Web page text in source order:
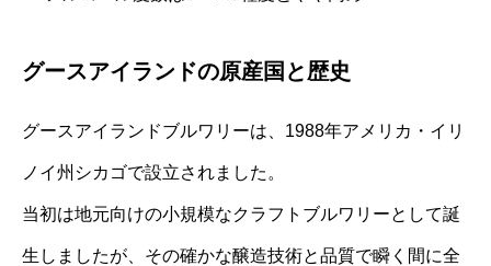
グースアイランドの原産国と歴史
グースアイランドブルワリーは、1988年アメリカ・イリ
ノイ州シカゴで設立されました。
当初は地元向けの小規模なクラフトブルワリーとして誕
生しましたが、その確かな醸造技術と品質で瞬く間に全